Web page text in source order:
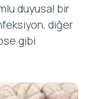
duyusal bir
diğer
gibi